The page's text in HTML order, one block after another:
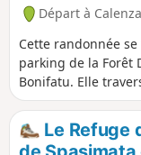
Départ à
Cette randonnée
parking de la Forêt
Bonifatu. Elle
d'eau, passe par
vue exceptionnelle
qui constituent le
Le Refuge